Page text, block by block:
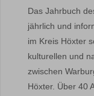
Das Jahrbuch
jährlich und
im Kreis Höxter
kulturellen und
zwischen
Höxter. Über 40